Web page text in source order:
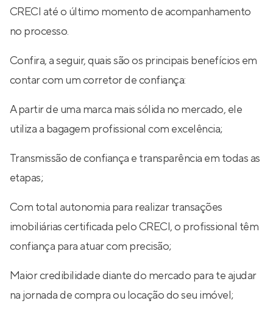
CRECI até o último momento de acompanhamento
no processo.
Confira, a seguir, quais são os principais benefícios em
contar com um corretor de confiança:
A partir de uma marca mais sólida no mercado, ele
utiliza a bagagem profissional com excelência;
Transmissão de confiança e transparência em todas as
etapas;
Com total autonomia para realizar transações
imobiliárias certificada pelo CRECI, o profissional têm
confiança para atuar com precisão;
Maior credibilidade diante do mercado para te ajudar
na jornada de compra ou locação do seu imóvel;